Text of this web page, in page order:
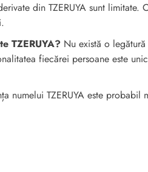
din TZERUYA sunt limitate.
TZERUYA? Nu există o
fiecărei persoane este
numelui TZERUYA este probabil